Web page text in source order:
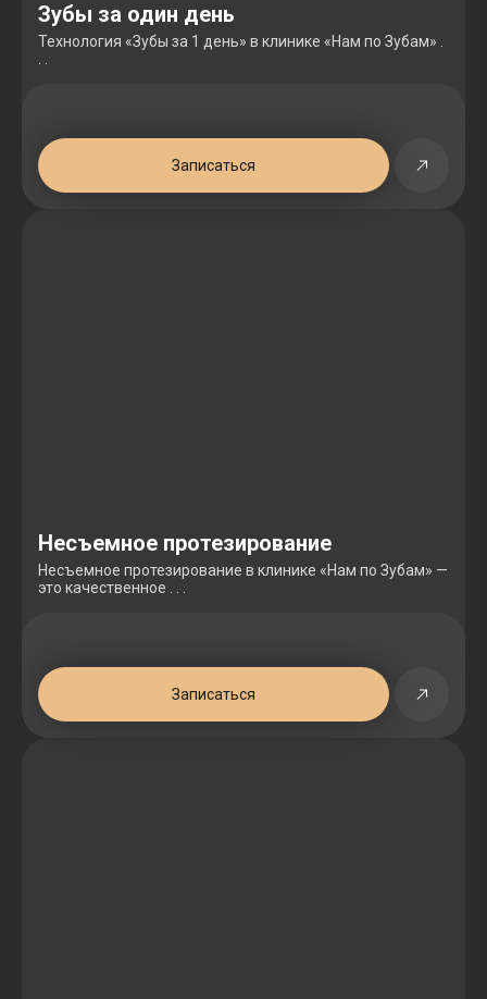
Зубы за один день
Технология «Зубы за 1 день» в клинике «Нам по Зубам» .
Записаться
Несъемное протезирование
Несъемное протезирование в клинике «Нам по Зубам» —
это качественное . . .
Записаться